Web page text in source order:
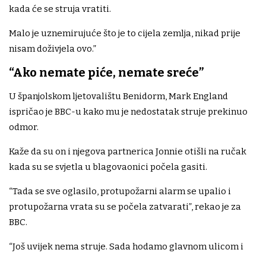
kada će se struja vratiti.
Malo je uznemirujuće što je to cijela zemlja, nikad prije
nisam doživjela ovo.”
“Ako nemate piće, nemate sreće”
U španjolskom ljetovalištu Benidorm, Mark England
ispričao je BBC-u kako mu je nedostatak struje prekinuo
odmor.
Kaže da su on i njegova partnerica Jonnie otišli na ručak
kada su se svjetla u blagovaonici počela gasiti.
“Tada se sve oglasilo, protupožarni alarm se upalio i
protupožarna vrata su se počela zatvarati”, rekao je za
BBC.
“Još uvijek nema struje. Sada hodamo glavnom ulicom i